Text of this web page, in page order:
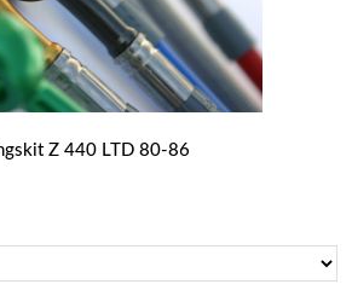
Z 440 LTD 80-86